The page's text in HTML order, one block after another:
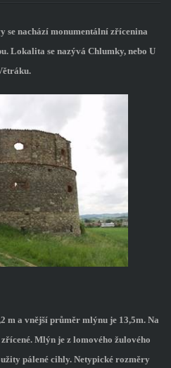
se nachází monumentální zřícenina
Lokalita se nazývá Chlumky, nebo U
m a vnější průměr mlýnu je 13,5m. Na
Mlýn je z lomového žulového
pálené cihly. Netypické rozměry